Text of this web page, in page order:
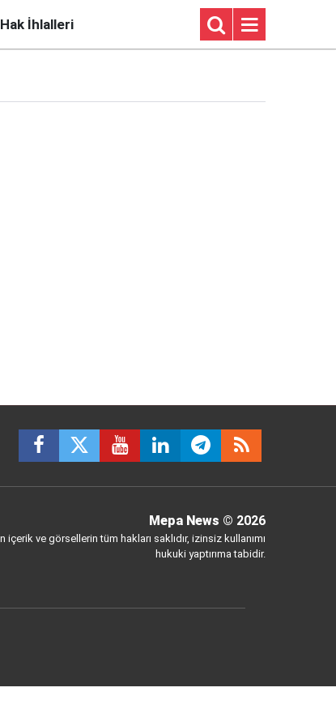
Hak İhlalleri
Mepa News © 2026
içerik ve görsellerin tüm hakları saklıdır, izinsiz kullanımı
hukuki yaptırıma tabidir.